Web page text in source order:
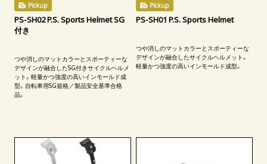
Pickup
PS-SH02 P.S. Sports Helmet SG
付き
つや消しのマットカラーとスポーティーな
デザインが融合したSG付きサイクルヘルメ
ット。軽量かつ強度の高いインモールド成
型。自転車用SG規格／製品安全基準合格
品。
Pickup
PS-SH01 P.S. Sports Helmet
つや消しのマットカラーとスポーティーな
デザインが融合したサイクルヘルメット。
軽量かつ強度の高いインモールド成型。